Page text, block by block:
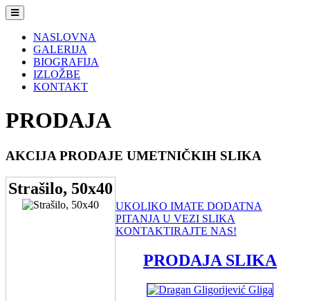
Navigacija
NASLOVNA
GALERIJA
BIOGRAFIJA
IZLOŽBE
KONTAKT
PRODAJA
AKCIJA PRODAJE UMETNIČKIH SLIKA
Strašilo, 50x40
UKOLIKO IMATE DODATNA
PITANJA U VEZI SLIKA
KONTAKTIRAJTE NAS!
PRODAJA SLIKA